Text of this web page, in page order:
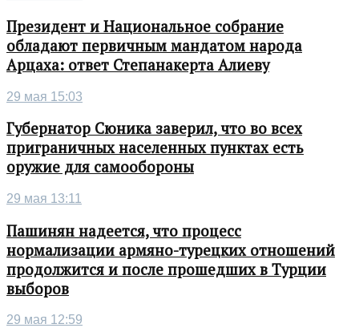
Президент и Национальное собрание
обладают первичным мандатом народа
Арцаха: ответ Степанакерта Алиеву
29 мая 15:03
Губернатор Сюника заверил, что во всех
приграничных населенных пунктах есть
оружие для самообороны
29 мая 13:11
Пашинян надеется, что процесс
нормализации армяно-турецких отношений
продолжится и после прошедших в Турции
выборов
29 мая 12:59